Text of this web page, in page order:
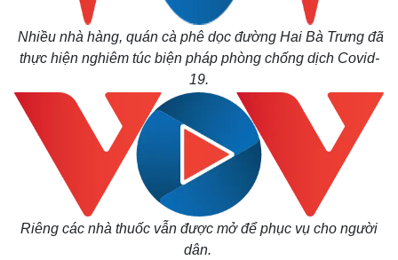
Nhiều nhà hàng, quán cà phê dọc đường Hai Bà Trưng đã
thực hiện nghiêm túc biện pháp phòng chống dịch Covid-
19.
Riêng các nhà thuốc vẫn được mở để phục vụ cho người
dân.